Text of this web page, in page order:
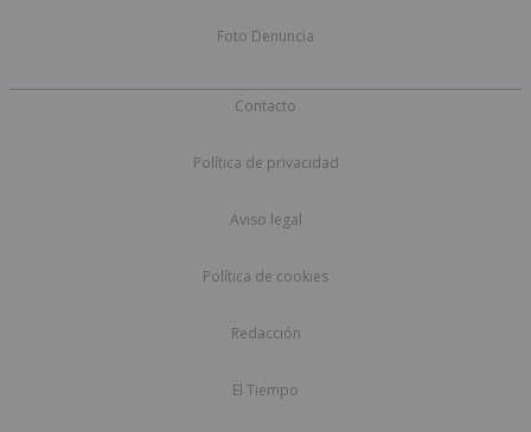
Foto Denuncia
Contacto
Política de privacidad
Aviso legal
Política de cookies
Redacción
El Tiempo